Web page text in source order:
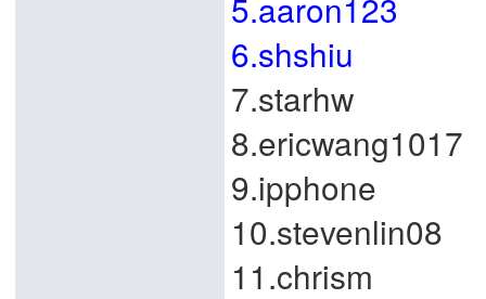
6.shshiu
7.starhw
8.ericwang1017
9.ipphone
10.stevenlin08
11.chrism